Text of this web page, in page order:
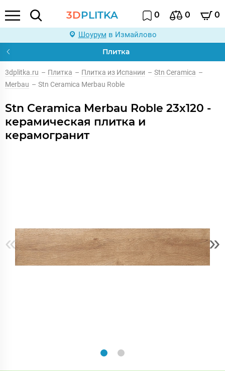
3DPLITKA 0 0 0
Шоурум в Измайлово
Плитка
3dplitka.ru – Плитка – Плитка из Испании – Stn Ceramica –
Merbau – Stn Ceramica Merbau Roble
Stn Ceramica Merbau Roble 23x120 -
керамическая плитка и
керамогранит
« »